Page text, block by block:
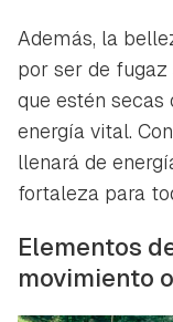
Además, la
por ser de
que estén secas
energía vital.
llenará de
fortaleza para
Elementos
movimiento